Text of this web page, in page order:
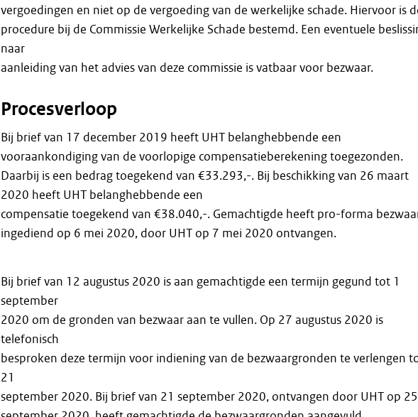
vergoedingen en niet op de vergoeding van de werkelijke schade. Hiervoor is
procedure bij de Commissie Werkelijke Schade bestemd. Een eventuele
naar
aanleiding van het advies van deze commissie is vatbaar voor bezwaar.
Procesverloop
Bij brief van 17 december 2019 heeft UHT belanghebbende een
vooraankondiging van de voorlopige compensatieberekening toegezonden.
Daarbij is een bedrag toegekend van €33.293,-. Bij beschikking van 26 maart
2020 heeft UHT belanghebbende een
compensatie toegekend van €38.040,-. Gemachtigde heeft pro-forma
ingediend op 6 mei 2020, door UHT op 7 mei 2020 ontvangen.
Bij brief van 12 augustus 2020 is aan gemachtigde een termijn gegund tot 1
september
2020 om de gronden van bezwaar aan te vullen. Op 27 augustus 2020 is
telefonisch
besproken deze termijn voor indiening van de bezwaargronden te verlengen
21
september 2020. Bij brief van 21 september 2020, ontvangen door UHT op 25